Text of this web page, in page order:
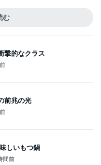
む
撃的なクラス
前兆の光
しいもつ鍋
間前